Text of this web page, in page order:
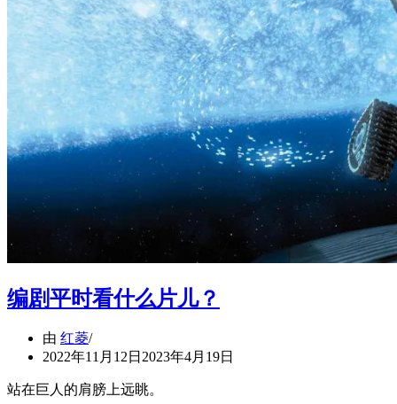
编剧平时看什么片儿？
由 红菱
2022年11月12日 2023年4月19日
站在巨人的肩膀上远眺。